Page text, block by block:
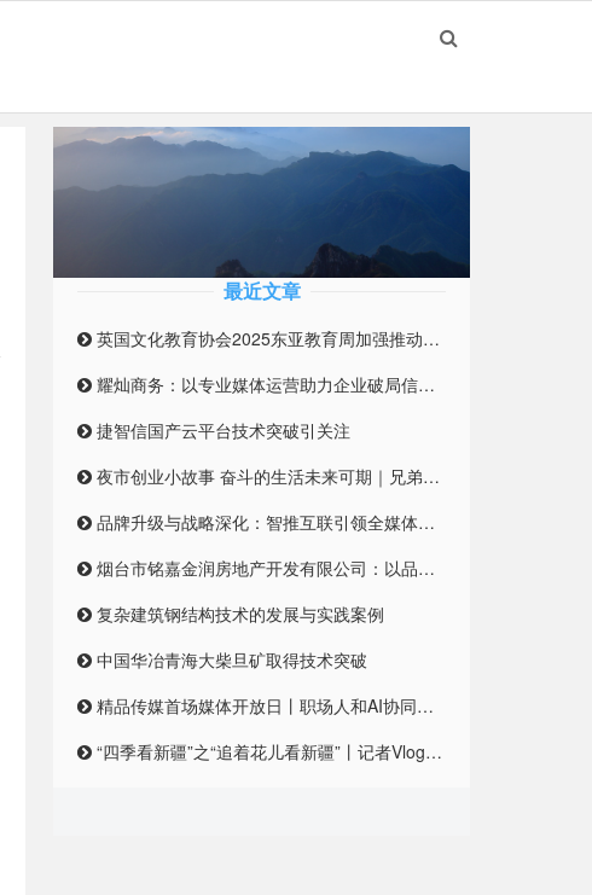
最近文章
英国文化教育协会2025东亚教育周加强推动英国与东亚高等教育合作伙伴关系
耀灿商务：以专业媒体运营助力企业破局信息迷雾
捷智信国产云平台技术突破引关注
夜市创业小故事 奋斗的生活未来可期｜兄弟合伙摆摊 开启创业之路
品牌升级与战略深化：智推互联引领全媒体整合营销新纪元
烟台市铭嘉金润房地产开发有限公司：以品质筑梦，引领未来居住新风尚
复杂建筑钢结构技术的发展与实践案例
中国华冶青海大柴旦矿取得技术突破
精品传媒首场媒体开放日丨职场人和AI协同合作，是一种怎样的体验？
“四季看新疆”之“追着花儿看新疆”丨记者Vlog:记者在和田直播带货艾德莱斯,首秀怎么样?